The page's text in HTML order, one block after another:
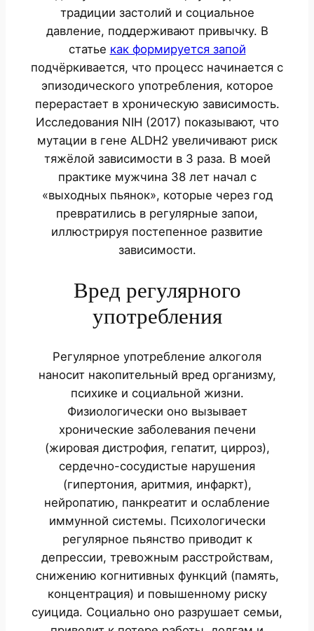
традиции застолий и социальное
давление, поддерживают привычку. В
статье как формируется запой
подчёркивается, что процесс начинается с
эпизодического употребления, которое
перерастает в хроническую зависимость.
Исследования NIH (2017) показывают, что
мутации в гене ALDH2 увеличивают риск
тяжёлой зависимости в 3 раза. В моей
практике мужчина 38 лет начал с
«выходных пьянок», которые через год
превратились в регулярные запои,
иллюстрируя постепенное развитие
зависимости.
Вред регулярного
употребления
Регулярное употребление алкоголя
наносит накопительный вред организму,
психике и социальной жизни.
Физиологически оно вызывает
хронические заболевания печени
(жировая дистрофия, гепатит, цирроз),
сердечно-сосудистые нарушения
(гипертония, аритмия, инфаркт),
нейропатию, панкреатит и ослабление
иммунной системы. Психологически
регулярное пьянство приводит к
депрессии, тревожным расстройствам,
снижению когнитивных функций (память,
концентрация) и повышенному риску
суицида. Социально оно разрушает семьи,